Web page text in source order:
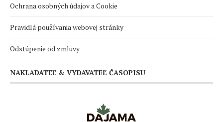
Ochrana osobných údajov a Cookie
Pravidlá používania webovej stránky
Odstúpenie od zmluvy
NAKLADATEĽ & VYDAVATEĽ ČASOPISU